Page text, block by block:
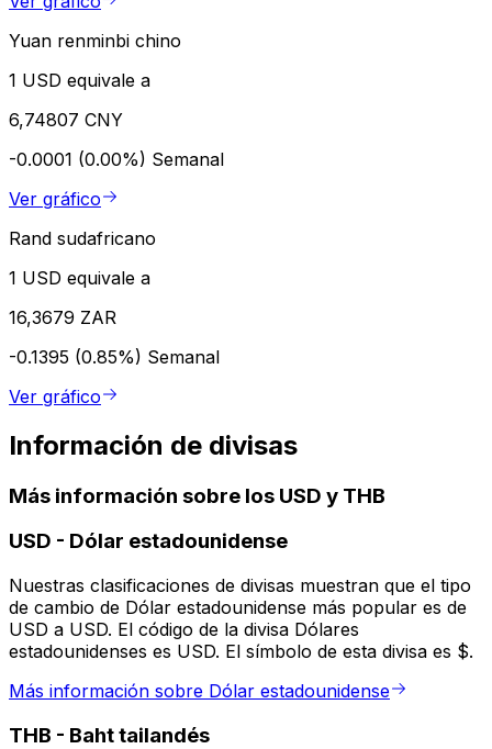
Yuan renminbi chino
1 USD equivale a
6,74807 CNY
-0.0001 (0.00%) Semanal
Ver gráfico
Rand sudafricano
1 USD equivale a
16,3679 ZAR
-0.1395 (0.85%) Semanal
Ver gráfico
Información de divisas
Más información sobre los USD y THB
USD - Dólar estadounidense
Nuestras clasificaciones de divisas muestran que el tipo
de cambio de Dólar estadounidense más popular es de
USD a USD. El código de la divisa Dólares
estadounidenses es USD. El símbolo de esta divisa es $.
Más información sobre Dólar estadounidense
THB - Baht tailandés